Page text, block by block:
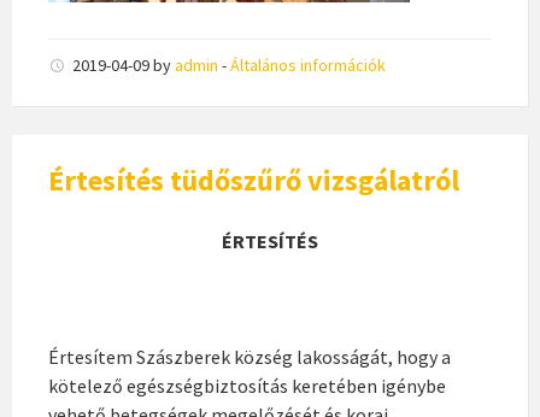
2019-04-09byadmin -Általános információk
Értesítés tüdőszűrő vizsgálatról
ÉRTESÍTÉS
Értesítem Szászberek község lakosságát, hogy a
kötelező egészségbiztosítás keretében igénybe